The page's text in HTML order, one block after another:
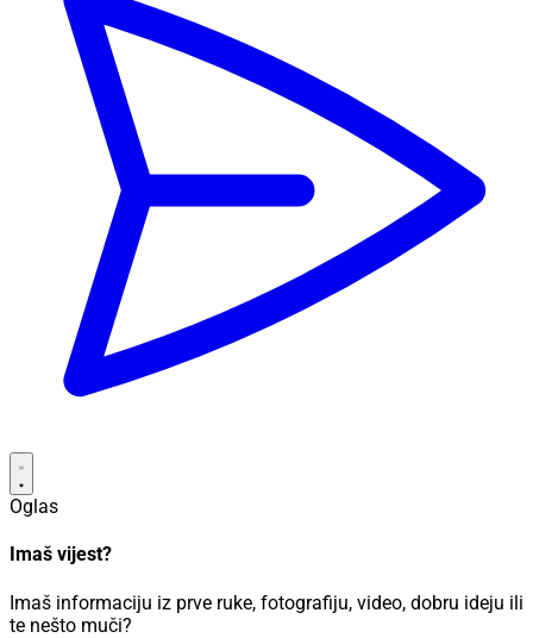
Oglas
Imaš vijest?
Imaš informaciju iz prve ruke, fotografiju, video, dobru ideju ili
te nešto muči?